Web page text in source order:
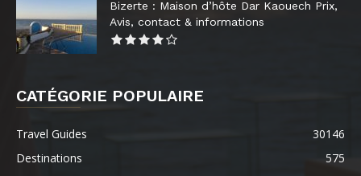
Bizerte : Maison d’hôte Dar Kaouech Prix,
Avis, contact & informations
CATÉGORIE POPULAIRE
Travel Guides
30146
Destinations
575